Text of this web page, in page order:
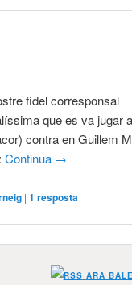
fidel corresponsal
que es va jugar
contra en Guillem
Continua →
|1 resposta
ARA